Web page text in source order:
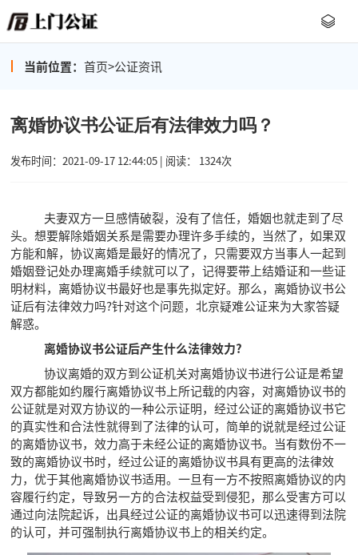
当前位置： 首页>公证资讯
离婚协议书公证后有法律效力吗？
发布时间：2021-09-17 12:44:05 | 阅读： 1324次
夫妻双方一旦感情破裂，没有了信任，婚姻也就走到了尽
头。想要解除婚姻关系是需要办理许多手续的，当然了，如果双
方能和解，协议离婚是最好的情况了，只需要双方当事人一起到
婚姻登记处办理离婚手续就可以了，记得要带上结婚证和一些证
明材料，离婚协议书最好也是事先拟定好。那么，离婚协议书公
证后有法律效力吗?针对这个问题，北京疑难公证来为大家答疑
解惑。
离婚协议书公证后产生什么法律效力?
协议离婚的双方到公证机关对离婚协议书进行公证是希望
双方都能如约履行离婚协议书上所记载的内容，对离婚协议书的
公证就是对双方协议的一种公示证明，经过公证的离婚协议书它
的真实性和合法性就得到了法律的认可，简单的说就是经过公证
的离婚协议书，效力高于未经公证的离婚协议书。当有数份不一
致的离婚协议书时，经过公证的离婚协议书具有更高的法律效
力，优于其他离婚协议书适用。一旦有一方不按照离婚协议的内
容履行约定，导致另一方的合法权益受到侵犯，那么受害方可以
通过向法院起诉，出具经过公证的离婚协议书可以迅速得到法院
的认可，并可强制执行离婚协议书上的相关约定。